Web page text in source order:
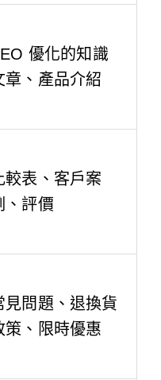
優化的知識
章、產品介紹
較表、客戶案
、評價
見問題、退換貨
策、限時優惠